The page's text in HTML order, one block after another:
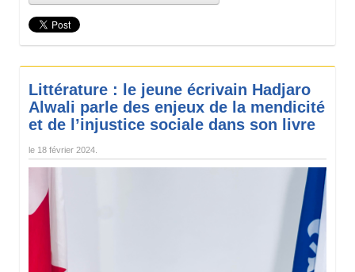
Littérature : le jeune écrivain Hadjaro
Alwali parle des enjeux de la mendicité
et de l’injustice sociale dans son livre
le 18 février 2024